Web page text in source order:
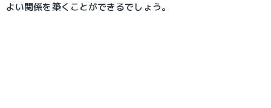
よい関係を築くことができるでしょう。